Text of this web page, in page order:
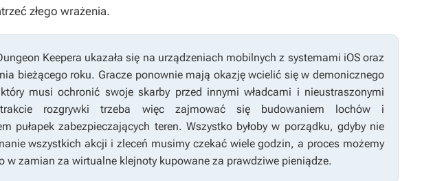
złego wrażenia.
Keepera ukazała się na urządzeniach mobilnych z systemami iOS oraz
bieżącego roku. Gracze ponownie mają okazję wcielić się w demonicznego
musi ochronić swoje skarby przed innymi władcami i nieustraszonymi
rozgrywki trzeba więc zajmować się budowaniem lochów i
pułapek zabezpieczających teren. Wszystko byłoby w porządku, gdyby nie
wszystkich akcji i zleceń musimy czekać wiele godzin, a proces możemy
w zamian za wirtualne klejnoty kupowane za prawdziwe pieniądze.